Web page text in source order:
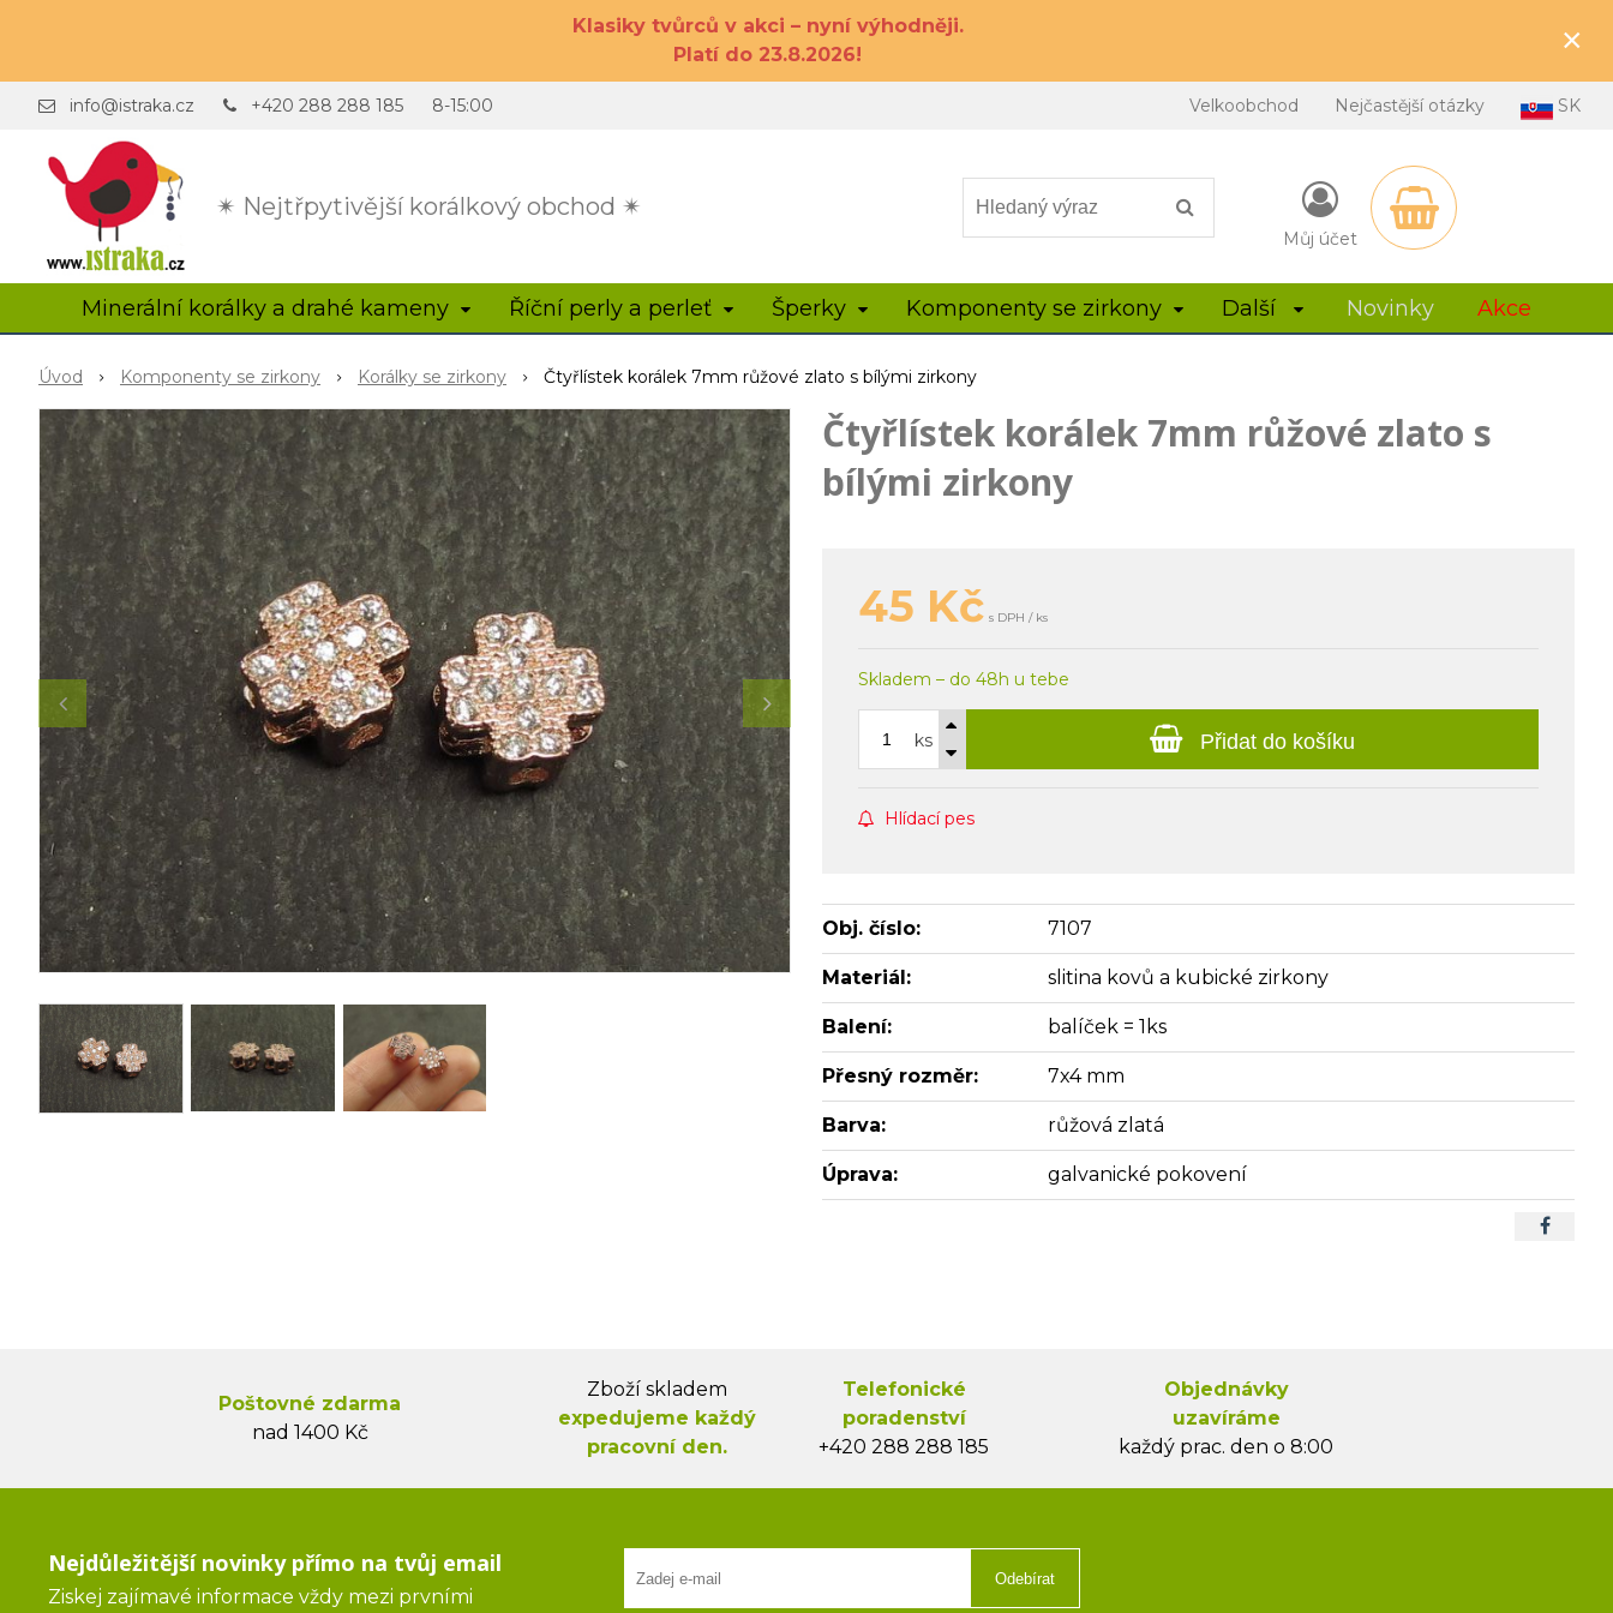
Klasiky tvůrců v akci – nyní výhodněji.
Platí do 23.8.2026!
×
✴ Nejtřpytivější korálkový obchod ✴
info@istraka.cz +420 288 288 185 8-15:00 Velkoobchod Nejčastější otázky SK
Můj účet
Minerální korálky a drahé kameny Říční perly a perleť Šperky Komponenty se zirkony Další Novinky Akce
Úvod Komponenty se zirkony Korálky se zirkony Čtyřlístek korálek 7mm růžové zlato s bílými zirkony
Čtyřlístek korálek 7mm růžové zlato s
bílými zirkony
45 Kč s DPH / ks
Skladem – do 48h u tebe
ks Přidat do košíku
Hlídací pes
Obj. číslo: 7107
Materiál: slitina kovů a kubické zirkony
Balení: balíček = 1ks
Přesný rozměr: 7x4 mm
Barva: růžová zlatá
Úprava: galvanické pokovení
Poštovné zdarma
nad 1400 Kč
Zboží skladem
expedujeme každý
pracovní den.
Telefonické
poradenství
+420 288 288 185
Objednávky
uzavíráme
každý prac. den o 8:00
Nejdůležitější novinky přímo na tvůj email
Ziskej zajímavé informace vždy mezi prvními
Odebírat